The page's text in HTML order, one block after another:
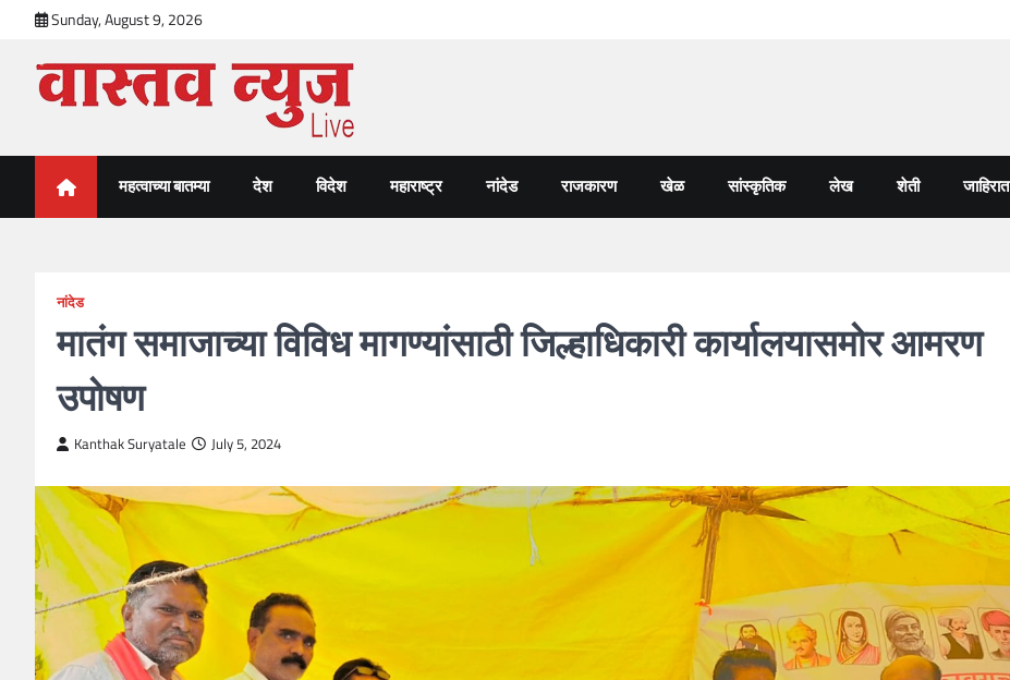
content
Sunday, August 9, 2026
VastavNEWSLive.com
महत्वाच्या बातम्या देश विदेश महाराष्ट्र नांदेड राजकारण खेळ सांस्कृतिक लेख शेती जाहिरात
नांदेड
मातंग समाजाच्या विविध मागण्यांसाठी जिल्हाधिकारी कार्यालयासमोर आमरण
उपोषण
Kanthak Suryatale July 5, 2024